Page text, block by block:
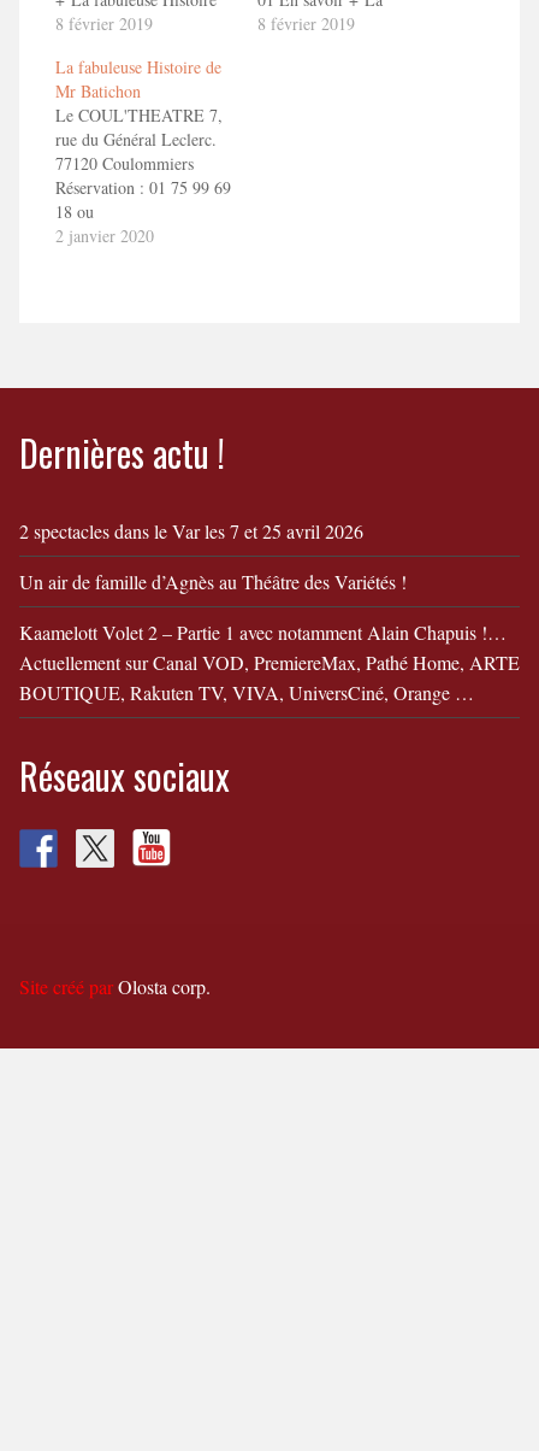
de Mr Batichon Bande
Histoire de Mr Batichon"
8 février 2019
fabuleuse Histoire de Mr
8 février 2019
La fabuleuse Histoire de
Mr Batichon
Le COUL'THEATRE 7,
rue du Général Leclerc.
77120 Coulommiers
Réservation : 01 75 99 69
18 ou
reservation@coultheatre.fr
2 janvier 2020
Dernières actu !
2 spectacles dans le Var les 7 et 25 avril 2026
Un air de famille d’Agnès au Théâtre des Variétés !
Kaamelott Volet 2 – Partie 1 avec notamment Alain Chapuis !…
Actuellement sur Canal VOD, PremiereMax, Pathé Home, ARTE
BOUTIQUE, Rakuten TV, VIVA, UniversCiné, Orange …
Réseaux sociaux
Site créé parOlosta corp.